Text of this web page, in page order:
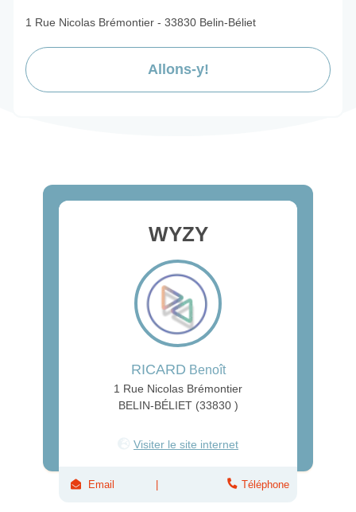
1 Rue Nicolas Brémontier - 33830 Belin-Béliet
Allons-y!
WYZY
RICARD Benoît
1 Rue Nicolas Brémontier
BELIN-BÉLIET (33830 )
Visiter le site internet
Email Téléphone